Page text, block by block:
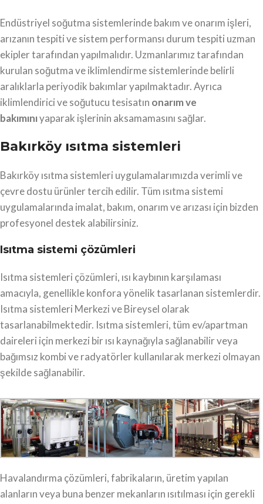
Endüstriyel soğutma sistemlerinde bakım ve onarım işleri,
arızanın tespiti ve sistem performansı durum tespiti uzman
ekipler tarafından yapılmalıdır. Uzmanlarımız tarafından
kurulan soğutma ve iklimlendirme sistemlerinde belirli
aralıklarla periyodik bakımlar yapılmaktadır. Ayrıca
iklimlendirici ve soğutucu tesisatın onarım ve
bakımınıyaparak işlerinin aksamamasını sağlar.
Bakırköy ısıtma sistemleri
Bakırköy ısıtma sistemleri uygulamalarımızda verimli ve
çevre dostu ürünler tercih edilir. Tüm ısıtma sistemi
uygulamalarında imalat, bakım, onarım ve arızası için bizden
profesyonel destek alabilirsiniz.
Isıtma sistemi çözümleri
Isıtma sistemleri çözümleri, ısı kaybının karşılaması
amacıyla, genellikle konfora yönelik tasarlanan sistemlerdir.
Isıtma sistemleri Merkezi ve Bireysel olarak
tasarlanabilmektedir. Isıtma sistemleri, tüm ev/apartman
daireleri için merkezi bir ısı kaynağıyla sağlanabilir veya
bağımsız kombi ve radyatörler kullanılarak merkezi olmayan
şekilde sağlanabilir.
Havalandırma çözümleri, fabrikaların, üretim yapılan
alanların veya buna benzer mekanların ısıtılması için gerekli